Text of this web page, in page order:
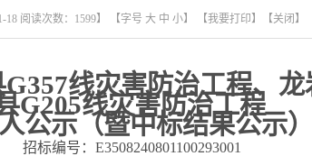
18 阅读次数： 1599】 【字号 大 中 小】 【我要打印】 【关闭】
G357线灾害防治工程、龙
G205线灾害防治工程
公示（暨中标结果公示
招标编号： E3508240801100293001